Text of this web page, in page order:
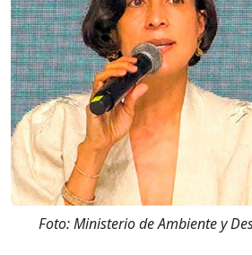
Foto: Ministerio de Ambiente y